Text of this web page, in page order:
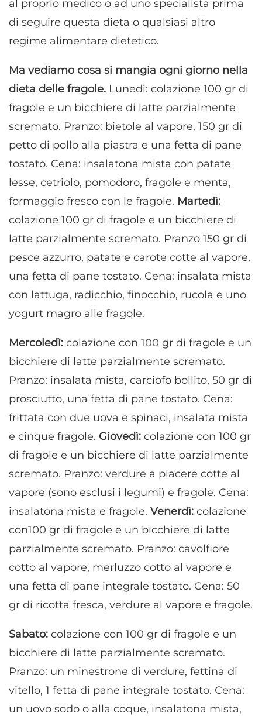
al proprio medico o ad uno specialista prima
di seguire questa dieta o qualsiasi altro
regime alimentare dietetico.
Ma vediamo cosa si mangia ogni giorno nella
dieta delle fragole. Lunedì: colazione 100 gr di
fragole e un bicchiere di latte parzialmente
scremato. Pranzo: bietole al vapore, 150 gr di
petto di pollo alla piastra e una fetta di pane
tostato. Cena: insalatona mista con patate
lesse, cetriolo, pomodoro, fragole e menta,
formaggio fresco con le fragole. Martedì:
colazione 100 gr di fragole e un bicchiere di
latte parzialmente scremato. Pranzo 150 gr di
pesce azzurro, patate e carote cotte al vapore,
una fetta di pane tostato. Cena: insalata mista
con lattuga, radicchio, finocchio, rucola e uno
yogurt magro alle fragole.
Mercoledì: colazione con 100 gr di fragole e un
bicchiere di latte parzialmente scremato.
Pranzo: insalata mista, carciofo bollito, 50 gr di
prosciutto, una fetta di pane tostato. Cena:
frittata con due uova e spinaci, insalata mista
e cinque fragole. Giovedì: colazione con 100 gr
di fragole e un bicchiere di latte parzialmente
scremato. Pranzo: verdure a piacere cotte al
vapore (sono esclusi i legumi) e fragole. Cena:
insalatona mista e fragole. Venerdì: colazione
con100 gr di fragole e un bicchiere di latte
parzialmente scremato. Pranzo: cavolfiore
cotto al vapore, merluzzo cotto al vapore e
una fetta di pane integrale tostato. Cena: 50
gr di ricotta fresca, verdure al vapore e fragole.
Sabato: colazione con 100 gr di fragole e un
bicchiere di latte parzialmente scremato.
Pranzo: un minestrone di verdure, fettina di
vitello, 1 fetta di pane integrale tostato. Cena:
un uovo sodo o alla coque, insalatona mista,